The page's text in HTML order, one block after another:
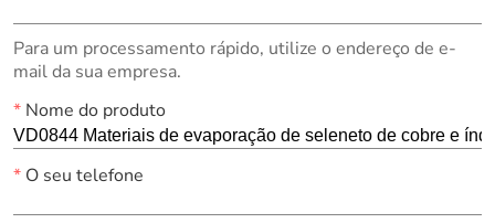
Para um processamento rápido, utilize o endereço de e-
mail da sua empresa.
*Nome do produto
*O seu telefone